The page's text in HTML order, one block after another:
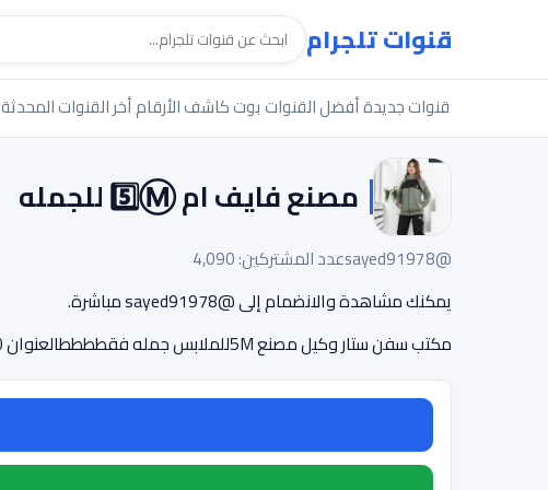
قنوات تلجرام
قنوات جديدةأفضل القنواتبوت كاشف الأرقامأخر القنوات المحدثة
مصنع فايف ام 5️⃣Ⓜ️ للجمله
@sayed91978
عدد المشتركين: 4,090
يمكنك مشاهدة والانضمام إلى @sayed91978 مباشرة.
مكتب سفن ستار وكيل مصنع 5Mللملابس جمله فقططططالعنوان 110 ش ابو الفرج روض الفرج القاهرهللتواصل 01283057866